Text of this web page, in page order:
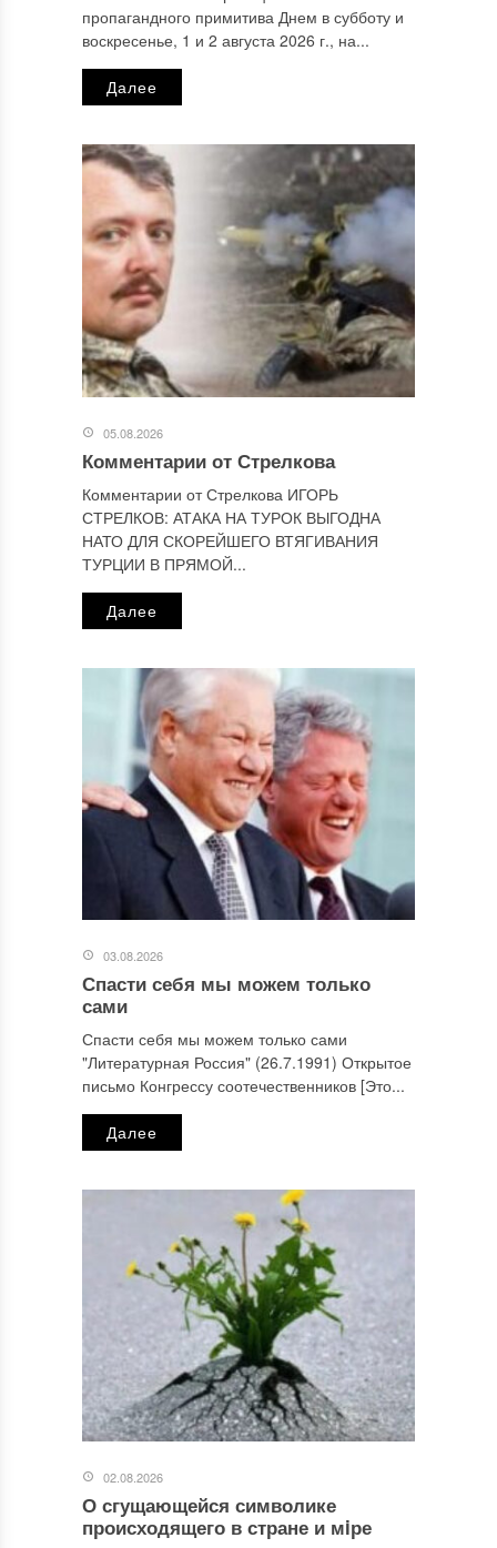
Этот сайт использует Akismet для борьбы со спамом.
Узнайте, как обрабатываются ваши данные комментариев
персональных данных.
пропагандного примитива Днем в субботу и
воскресенье, 1 и 2 августа 2026 г., на...
Далее
05.08.2026
Комментарии от Стрелкова
Комментарии от Стрелкова ИГОРЬ
СТРЕЛКОВ: АТАКА НА ТУРОК ВЫГОДНА
НАТО ДЛЯ СКОРЕЙШЕГО ВТЯГИВАНИЯ
ТУРЦИИ В ПРЯМОЙ...
Далее
03.08.2026
Спасти себя мы можем только
сами
Спасти себя мы можем только сами
"Литературная Россия" (26.7.1991) Открытое
письмо Конгрессу соотечественников [Это...
Далее
02.08.2026
О сгущающейся символике
происходящего в стране и мiре